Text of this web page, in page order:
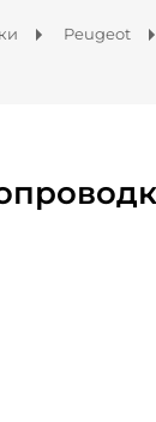
Peugeot